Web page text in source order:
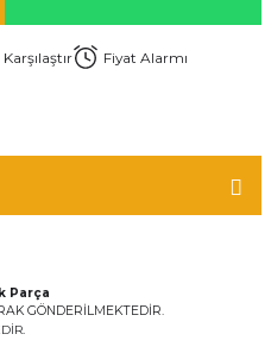
Karşılaştır
Fiyat Alarmı
Parça
GÖNDERİLMEKTEDİR.